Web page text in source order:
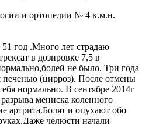
и ортопедии № 4 к.м.н.
год .Много лет страдаю
в дозировке 7,5 в
не было. Три года
печенью (цирроз). После отмены
нормально. В сентябре 2014г
мениска коленного
артрита.Болят и опухают обо
челюсти начали